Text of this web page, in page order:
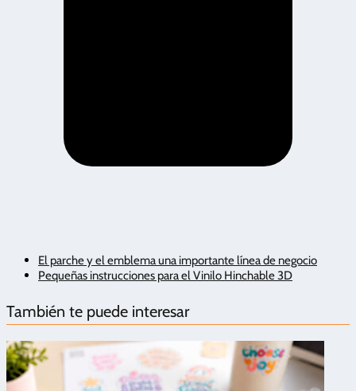
El parche y el emblema una importante línea de negocio
Pequeñas instrucciones para el Vinilo Hinchable 3D
También te puede interesar